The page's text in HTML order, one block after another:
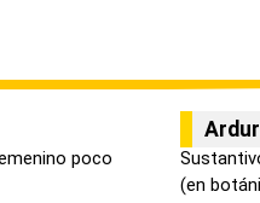
poco
(en